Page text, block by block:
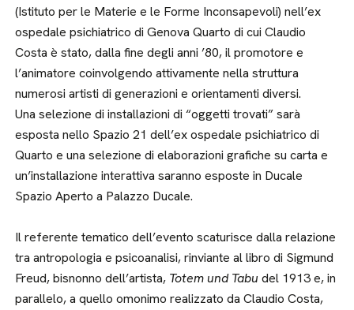
(Istituto per le Materie e le Forme Inconsapevoli) nell’ex
ospedale psichiatrico di Genova Quarto di cui Claudio
Costa è stato, dalla fine degli anni ’80, il promotore e
l’animatore coinvolgendo attivamente nella struttura
numerosi artisti di generazioni e orientamenti diversi.
Una selezione di installazioni di “oggetti trovati” sarà
esposta nello Spazio 21 dell’ex ospedale psichiatrico di
Quarto e una selezione di elaborazioni grafiche su carta e
un’installazione interattiva saranno esposte in Ducale
Spazio Aperto a Palazzo Ducale.
Il referente tematico dell’evento scaturisce dalla relazione
tra antropologia e psicoanalisi, rinviante al libro di Sigmund
Freud, bisnonno dell’artista, Totem und Tabu del 1913 e, in
parallelo, a quello omonimo realizzato da Claudio Costa,